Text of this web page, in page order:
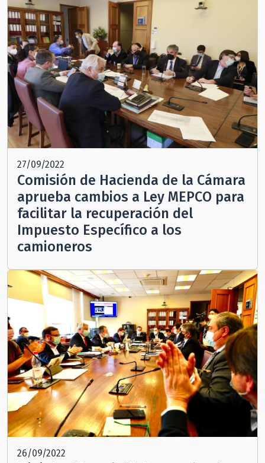
27/09/2022
Comisión de Hacienda de la Cámara
aprueba cambios a Ley MEPCO para
facilitar la recuperación del
Impuesto Específico a los
camioneros
26/09/2022